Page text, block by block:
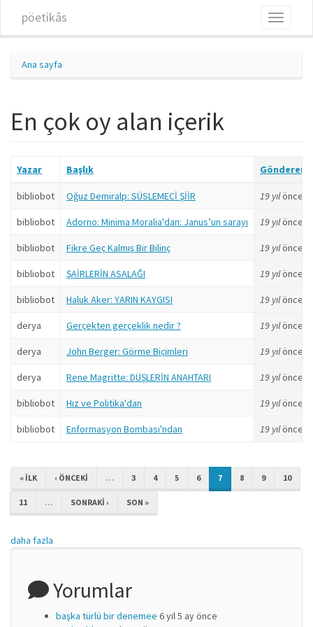
pöetikâs
Toggle
Ana sayfa
En çok oy alan içerik
Yazar Başlık Gönderen
bibliobot Oğuz Demiralp: SÜSLEMECİ ŞİİR 19 yılönce
bibliobot Adorno: Minima Moralia'dan: Janus’un sarayı 19 yılönce
bibliobot Fikre Geç Kalmış Bir Bilinç 19 yılönce
bibliobot ŞAİRLERİN ASALAĞI 19 yılönce
bibliobot Haluk Aker: YARIN KAYGISI 19 yılönce
derya Gerçekten gerçeklik nedir ? 19 yılönce
derya John Berger: Görme Biçimleri 19 yılönce
derya Rene Magritte: DÜŞLERİN ANAHTARI 19 yılönce
bibliobot Hız ve Politika'dan 19 yılönce
bibliobot Enformasyon Bombası'ndan 19 yılönce
« ILK ‹ ÖNCEKI … 3 4 5 6 7 8 9 10
11 … SONRAKI › SON »
daha fazla
Yorumlar
başka türlü bir denemee 6 yıl 5 ay önce